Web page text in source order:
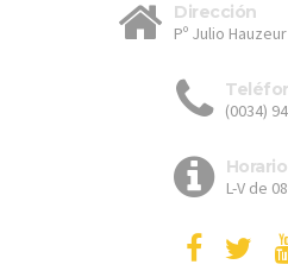
Dirección
Pº Julio
(0034)
Horario
L-V de